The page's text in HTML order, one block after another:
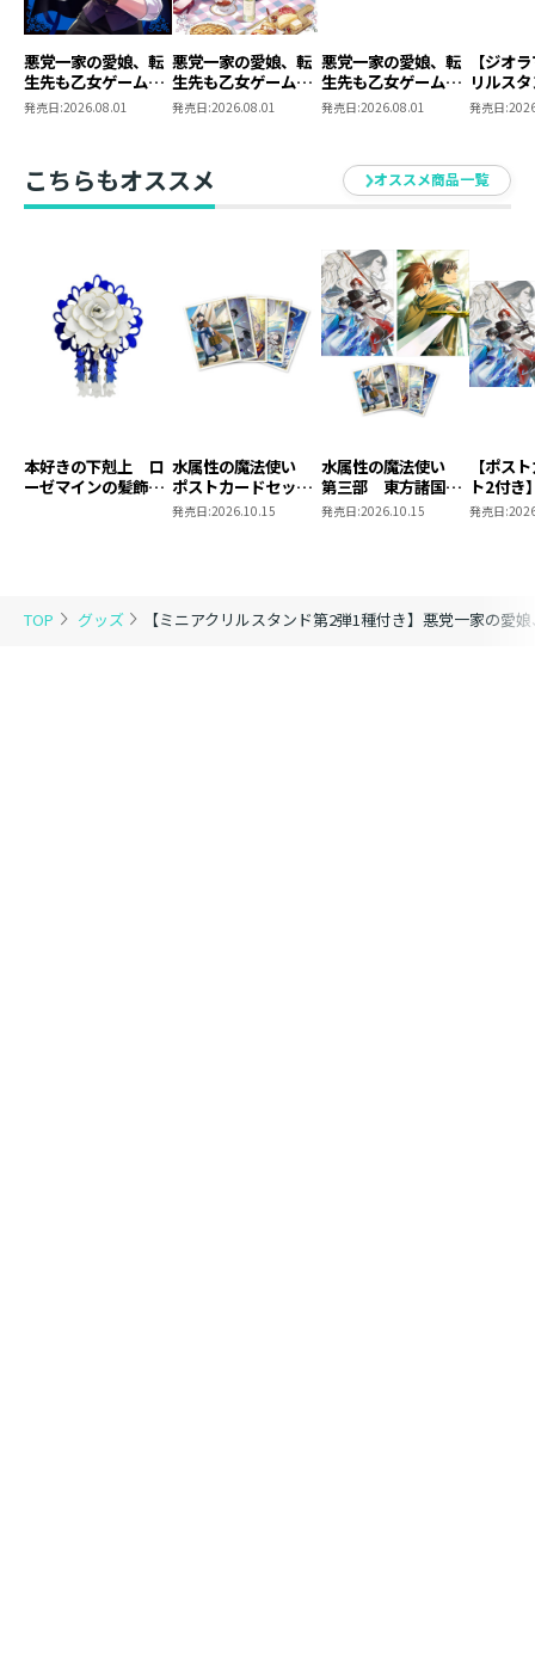
TOP グッズ 【ミニアクリルスタンド第2弾1種付き】悪党一家の愛
悪党一家の愛娘、転
生先も乙女ゲームの
極道令嬢でした。～
第6巻
発売日:2026.08.01
悪党一家の愛娘、転
生先も乙女ゲームの
極道令嬢でした。６
発売日:2026.08.01
悪党一家の愛娘、転
生先も乙女ゲームの
極道令嬢でした。６
不要です！～ 同時
発売まとめ買いセッ
発売日:2026.08.01
【ジオ
リルス
悪党一
最上級
さま、
要です
発売日:
こちらもオススメ オススメ商品一覧
本好きの下剋上 ロ
ーゼマインの髪飾り
水属性の魔法使い
ポストカードセット
2
発売日:2026.10.15
水属性の魔法使い
第三部 東方諸国編
8 同時発売まとめ
発売日:2026.10.15
【ポス
ト2付き
魔法使
発売日: